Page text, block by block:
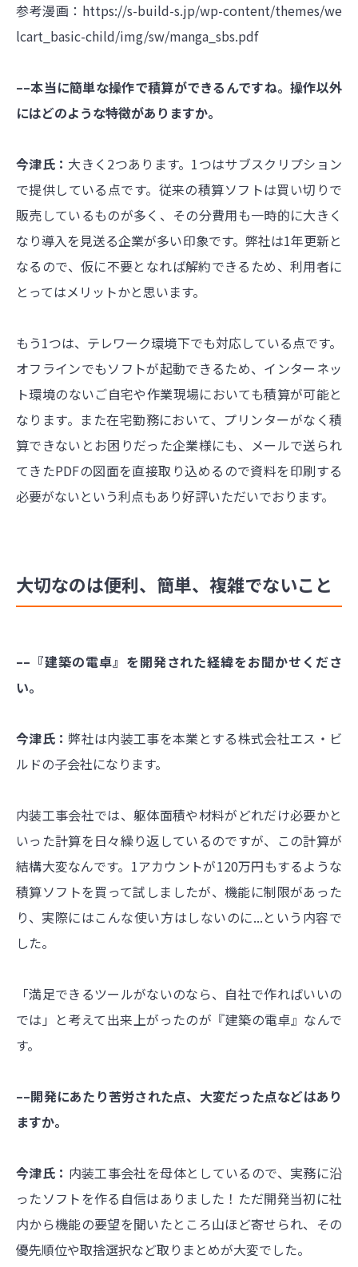
参考漫画： https://s-build-s.jp/wp-content/themes/we
lcart_basic-child/img/sw/manga_sbs.pdf
––本当に簡単な操作で積算ができるんですね。操作以外
にはどのような特徴がありますか。
今津氏： 大きく2つあります。1つはサブスクリプション
で提供している点です。従来の積算ソフトは買い切りで
販売しているものが多く、その分費用も一時的に大きく
なり導入を見送る企業が多い印象です。弊社は1年更新と
なるので、仮に不要となれば解約できるため、利用者に
とってはメリットかと思います。
もう1つは、テレワーク環境下でも対応している点です。
オフラインでもソフトが起動できるため、インターネッ
ト環境のないご自宅や作業現場においても積算が可能と
なります。また在宅勤務において、プリンターがなく積
算できないとお困りだった企業様にも、メールで送られ
てきたPDFの図面を直接取り込めるので資料を印刷する
必要がないという利点もあり好評いただいでおります。
大切なのは便利、簡単、複雑でないこと
––『建築の電卓』を開発された経緯をお聞かせくださ
い。
今津氏：弊社は内装工事を本業とする株式会社エス・ビ
ルドの子会社になります。
内装工事会社では、躯体面積や材料がどれだけ必要かと
いった計算を日々繰り返しているのですが、この計算が
結構大変なんです。1アカウントが120万円もするような
積算ソフトを買って試しましたが、機能に制限があった
り、実際にはこんな使い方はしないのに...という内容で
した。
「満足できるツールがないのなら、自社で作ればいいの
では」と考えて出来上がったのが『建築の電卓』なんで
す。
––開発にあたり苦労された点、大変だった点などはあり
ますか。
今津氏： 内装工事会社を母体としているので、実務に沿
ったソフトを作る自信はありました！ただ開発当初に社
内から機能の要望を聞いたところ山ほど寄せられ、その
優先順位や取捨選択など取りまとめが大変でした。